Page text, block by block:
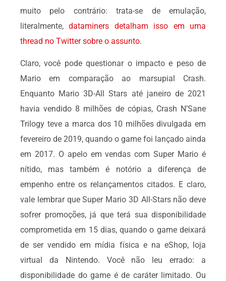
muito pelo contrário: trata-se de emulação,
literalmente,dataminers detalham isso em uma
thread no Twitter sobre o assunto.
Claro, você pode questionar o impacto e peso de
Mario em comparação ao marsupial Crash.
Enquanto Mario 3D-All Stars até janeiro de 2021
havia vendido 8 milhões de cópias, Crash N’Sane
Trilogy teve a marca dos 10 milhões divulgada em
fevereiro de 2019, quando o game foi lançado ainda
em 2017. O apelo em vendas com Super Mario é
nítido, mas também é notório a diferença de
empenho entre os relançamentos citados. E claro,
vale lembrar que Super Mario 3D All-Stars não deve
sofrer promoções, já que terá sua disponibilidade
comprometida em 15 dias, quando o game deixará
de ser vendido em mídia física e na eShop, loja
virtual da Nintendo. Você não leu errado: a
disponibilidade do game é de caráter limitado. Ou